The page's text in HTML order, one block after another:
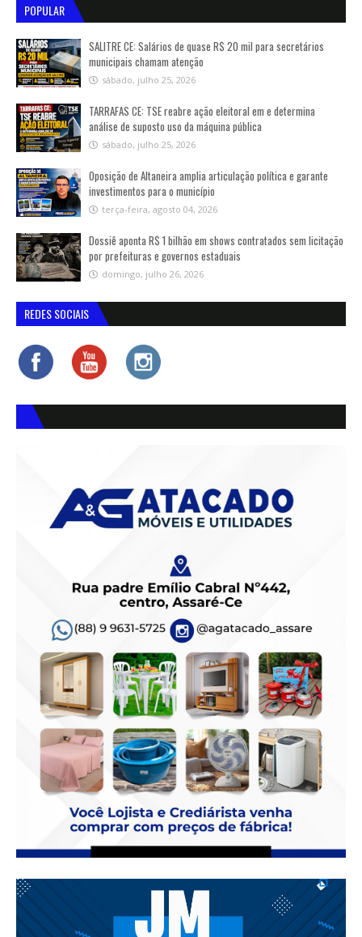
POPULAR
SALITRE CE: Salários de quase R$ 20 mil para secretários
municipais chamam atenção
sábado, julho 25, 2026
TARRAFAS CE: TSE reabre ação eleitoral em e determina
análise de suposto uso da máquina pública
sábado, julho 25, 2026
Oposição de Altaneira amplia articulação política e garante
investimentos para o município
terça-feira, agosto 04, 2026
Dossiê aponta R$ 1 bilhão em shows contratados sem licitação
por prefeituras e governos estaduais
domingo, julho 26, 2026
REDES SOCIAIS